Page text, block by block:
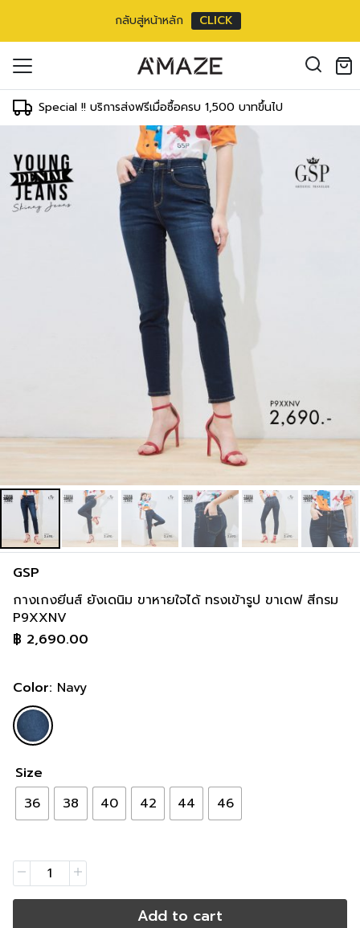
กลับสู่หน้าหลัก CLICK
Special !! บริการส่งฟรีเมื่อซื้อครบ 1,500 บาทขึ้นไป
GSP
กางเกงยีนส์ ยังเดนิม ขาหายใจได้ ทรงเข้ารูป ขาเดฟ สีกรม
P9XXNV
฿ 2,690.00
Color: Navy
Size
36
38 40 42 44 46
Add to cart
in the cart.
address*
Log in
คลิกที่นี่เพื่อสมัครสมาชิก
ณเพื่อรองรับประสบการณ์การใช้งาน
รวมถึงจุดประสงค์อื่นๆ ตาม